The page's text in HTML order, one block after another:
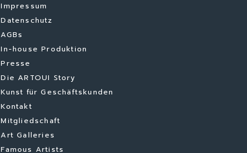
Impressum
Datenschutz
AGBs
In-house Produktion
Presse
Die ARTOUI Story
Kunst für Geschäftskunden
Kontakt
Mitgliedschaft
Art Galleries
Famous Artists